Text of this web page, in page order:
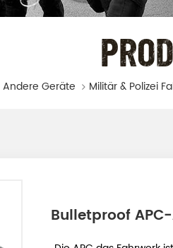
Andere Geräte Militär & Polizei
Bulletproof